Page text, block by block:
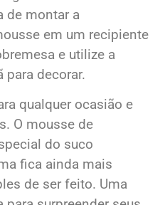
de montar a
em um recipiente
e utilize a
para decorar.
qualquer ocasião e
O mousse de
do suco
fica ainda mais
de ser feito. Uma